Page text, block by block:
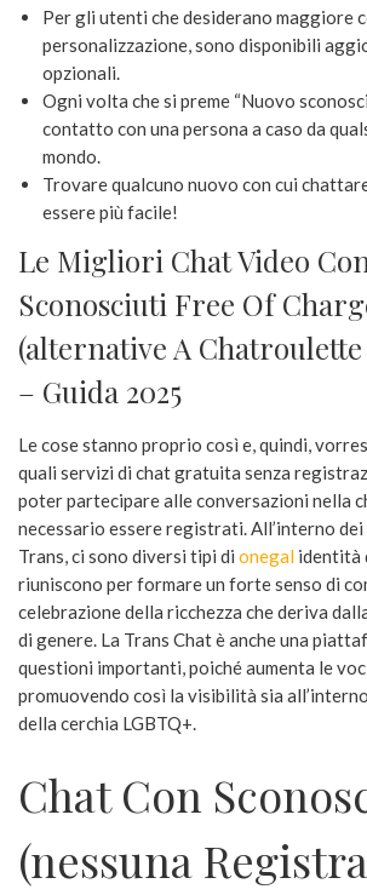
Per gli utenti che desiderano maggiore
personalizzazione, sono disponibili
opzionali.
Ogni volta che si preme “Nuovo
contatto con una persona a caso da
mondo.
Trovare qualcuno nuovo con cui
essere più facile!
Le Migliori Chat Video
Sconosciuti Free Of
(alternative A
– Guida 2025
Le cose stanno proprio così e, quindi,
quali servizi di chat gratuita senza
poter partecipare alle conversazioni nella
necessario essere registrati. All’interno
Trans, ci sono diversi tipi di onegal identità
riuniscono per formare un forte senso di
celebrazione della ricchezza che deriva
di genere. La Trans Chat è anche una
questioni importanti, poiché aumenta le
promuovendo così la visibilità sia
della cerchia LGBTQ+.
Chat Con
(nessuna